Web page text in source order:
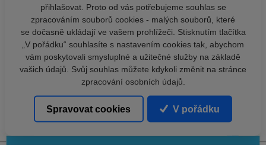
přihlašovat. Proto od vás potřebujeme souhlas se
zpracováním souborů cookies - malých souborů, které
se dočasně ukládají ve vašem prohlížeči. Stisknutím tlačítka
„V pořádku“ souhlasíte s nastavením cookies tak, abychom
vám poskytovali smysluplné a užitečné služby na základě
vašich údajů. Svůj souhlas můžete kdykoli změnit na stránce
zpracování osobních údajů.
Spravovat cookies V pořádku